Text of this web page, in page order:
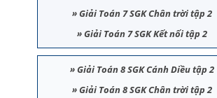
»Giải Toán 7 SGK Chân trời tập 2
»Giải Toán 7 SGK Kết nối tập 2
»Giải Toán 8 SGK Cánh Diều tập 2
»Giải Toán 8 SGK Chân trời tập 2